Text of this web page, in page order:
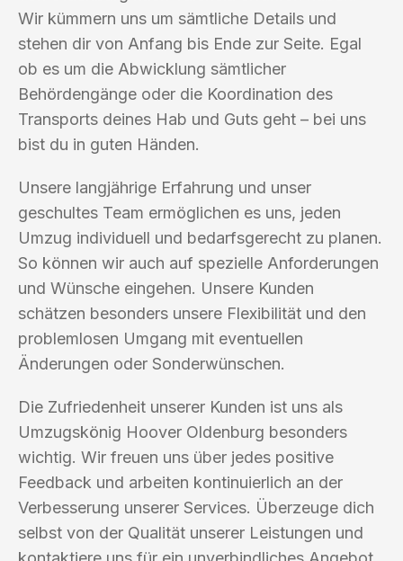
Wir kümmern uns um sämtliche Details und
stehen dir von Anfang bis Ende zur Seite. Egal
ob es um die Abwicklung sämtlicher
Behördengänge oder die Koordination des
Transports deines Hab und Guts geht – bei uns
bist du in guten Händen.
Unsere langjährige Erfahrung und unser
geschultes Team ermöglichen es uns, jeden
Umzug individuell und bedarfsgerecht zu planen.
So können wir auch auf spezielle Anforderungen
und Wünsche eingehen. Unsere Kunden
schätzen besonders unsere Flexibilität und den
problemlosen Umgang mit eventuellen
Änderungen oder Sonderwünschen.
Die Zufriedenheit unserer Kunden ist uns als
Umzugskönig Hoover Oldenburg besonders
wichtig. Wir freuen uns über jedes positive
Feedback und arbeiten kontinuierlich an der
Verbesserung unserer Services. Überzeuge dich
selbst von der Qualität unserer Leistungen und